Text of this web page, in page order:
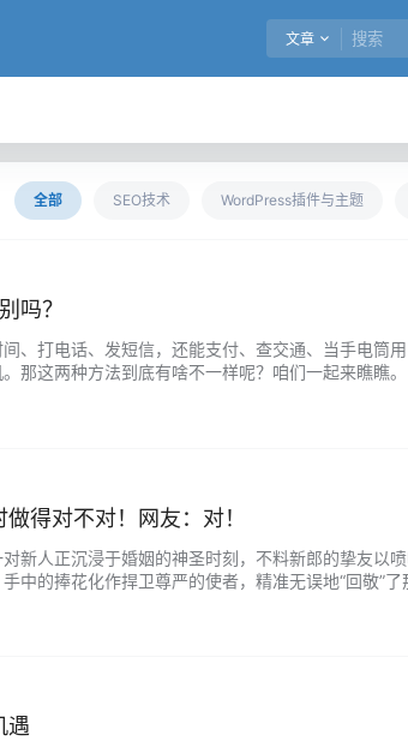
文章
全部 SEO技术 WordPress插件与主题
吗？
、打电话、发短信，还能支付、查交通、当手电筒
那这两种方法到底有啥不一样呢？咱们一起来瞧瞧
得对不对！网友：对！
新人正沉浸于婚姻的神圣时刻，不料新郎的挚友以
的捧花化作捍卫尊严的使者，精准无误地“回敬”了
遇